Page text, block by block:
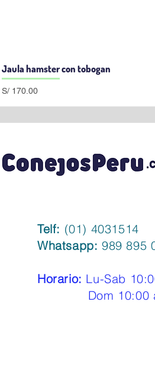
Jaula hamster con tobogan
Precio
S/ 170.00
Telf: (01) 4031514
Whatsapp: 989 895
Horario: Lu-Sab
Dom 10:00